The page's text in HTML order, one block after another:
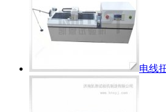
电线